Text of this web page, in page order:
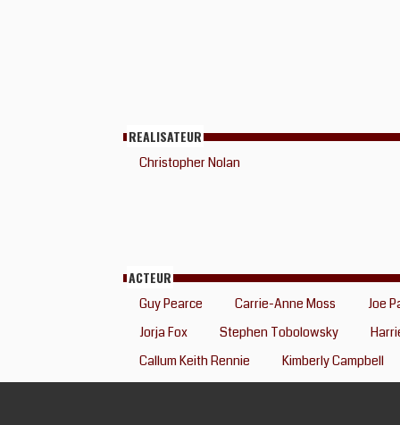
REALISATEUR
Christopher Nolan
ACTEUR
Guy Pearce Carrie-Anne Moss
Joe
Jorja Fox
Stephen Tobolowsky
Callum Keith Rennie
Kimberly Campbell